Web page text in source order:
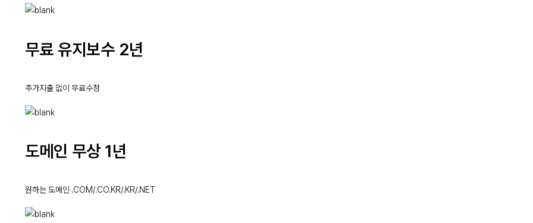
무료 유지보수 2년
추가지출 없이 무료수정
도메인 무상 1년
원하는 도메인 .COM/.CO.KR/.KR/.NET